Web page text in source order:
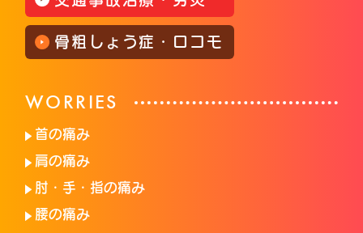
骨粗しょう症・ロコモ
WORRIES
首の痛み
肩の痛み
肘・手・指の痛み
腰の痛み